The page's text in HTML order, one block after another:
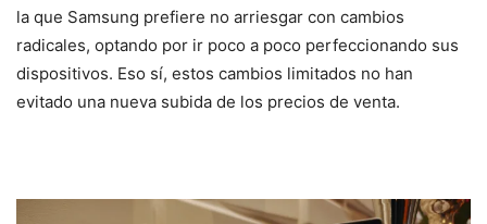
la que Samsung prefiere no arriesgar con cambios
radicales, optando por ir poco a poco perfeccionando sus
dispositivos. Eso sí, estos cambios limitados no han
evitado una nueva subida de los precios de venta.